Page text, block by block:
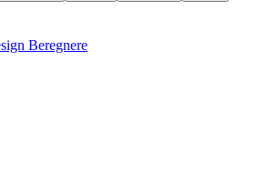
Beregnere